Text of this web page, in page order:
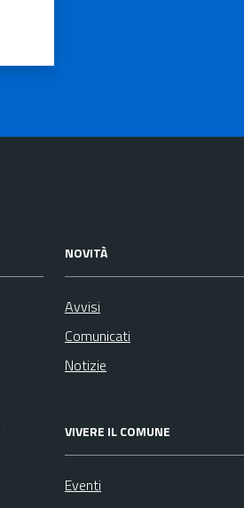
NOVITÀ
Avvisi
Comunicati
Notizie
VIVERE IL COMUNE
Eventi